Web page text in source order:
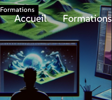
Accueil Formations
Formations